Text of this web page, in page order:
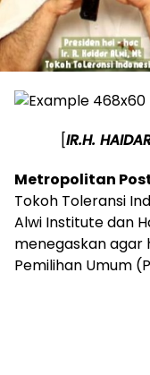
[IR.H.
Metropolitan
Tokoh Toleransi
Alwi Institute dan
menegaskan agar
Pemilihan Umum